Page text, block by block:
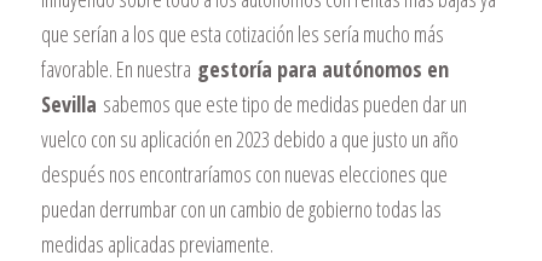
que serían a los que esta cotización les sería mucho más
favorable. En nuestra gestoría para autónomos en
Sevilla sabemos que este tipo de medidas pueden dar un
vuelco con su aplicación en 2023 debido a que justo un año
después nos encontraríamos con nuevas elecciones que
puedan derrumbar con un cambio de gobierno todas las
medidas aplicadas previamente.